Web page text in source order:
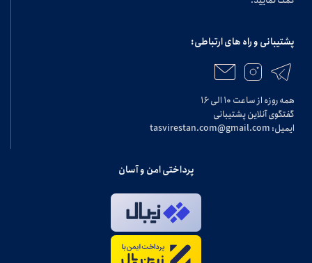
پشتیبانی و راه های ارتباطی:
همه روزه از ساعت ۱۰ الی ۱۶
گفتگوی آنلاین پشتیبانی
ایمیل: tasvirestan.com@gmail.com
پرداختی امن و آسان